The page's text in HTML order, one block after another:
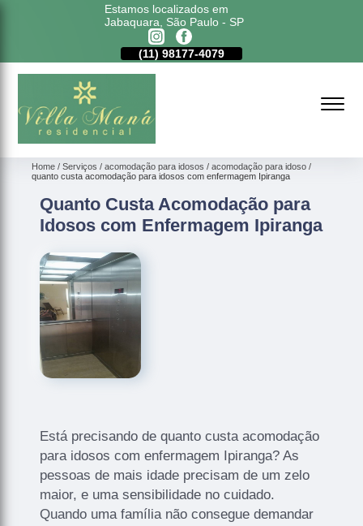
Estamos localizados em
Jabaquara, São Paulo - SP
(11)98177-4079
Home Serviços acomodação para idosos
acomodação para idoso
quanto custa acomodação para idosos com enfermagem Ipiranga
Quanto Custa Acomodação para
Idosos com Enfermagem Ipiranga
Está precisando de quanto custa acomodação
para idosos com enfermagem Ipiranga? As
pessoas de mais idade precisam de um zelo
maior, e uma sensibilidade no cuidado.
Quando uma família não consegue demandar